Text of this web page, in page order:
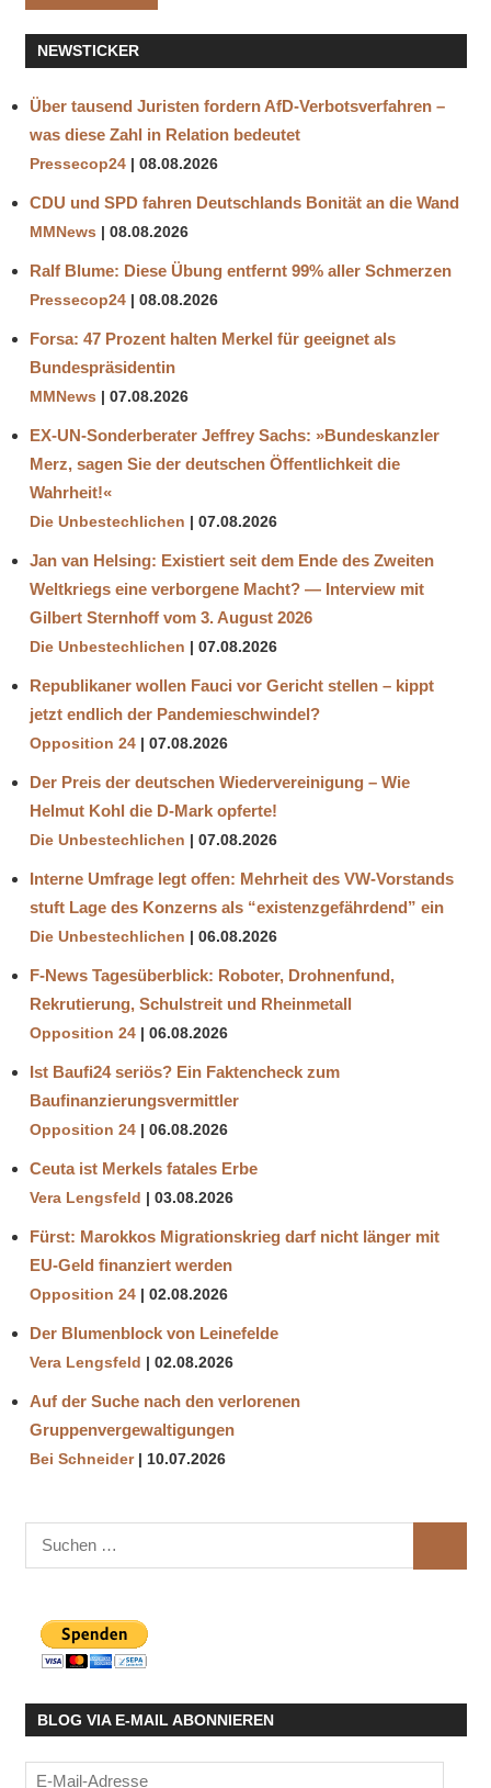
NEWSTICKER
Über tausend Juristen fordern AfD-Verbotsverfahren –
was diese Zahl in Relation bedeutet
Pressecop24 08.08.2026
CDU und SPD fahren Deutschlands Bonität an die Wand
MMNews 08.08.2026
Ralf Blume: Diese Übung entfernt 99% aller Schmerzen
Pressecop24 08.08.2026
Forsa: 47 Prozent halten Merkel für geeignet als
Bundespräsidentin
MMNews 07.08.2026
EX-UN-Sonderberater Jeffrey Sachs: »Bundeskanzler
Merz, sagen Sie der deutschen Öffentlichkeit die
Wahrheit!«
Die Unbestechlichen 07.08.2026
Jan van Helsing: Existiert seit dem Ende des Zweiten
Weltkriegs eine verborgene Macht? — Interview mit
Gilbert Sternhoff vom 3. August 2026
Die Unbestechlichen 07.08.2026
Republikaner wollen Fauci vor Gericht stellen – kippt
jetzt endlich der Pandemieschwindel?
Opposition 24 07.08.2026
Der Preis der deutschen Wiedervereinigung – Wie
Helmut Kohl die D‑Mark opferte!
Die Unbestechlichen 07.08.2026
Interne Umfrage legt offen: Mehrheit des VW-Vorstands
stuft Lage des Konzerns als “existenzgefährdend” ein
Die Unbestechlichen 06.08.2026
F-News Tagesüberblick: Roboter, Drohnenfund,
Rekrutierung, Schulstreit und Rheinmetall
Opposition 24 06.08.2026
Ist Baufi24 seriös? Ein Faktencheck zum
Baufinanzierungsvermittler
Opposition 24 06.08.2026
Ceuta ist Merkels fatales Erbe
Vera Lengsfeld 03.08.2026
Fürst: Marokkos Migrationskrieg darf nicht länger mit
EU-Geld finanziert werden
Opposition 24 02.08.2026
Der Blumenblock von Leinefelde
Vera Lengsfeld 02.08.2026
Auf der Suche nach den verlorenen
Gruppenvergewaltigungen
Bei Schneider 10.07.2026
Suchen
nach:
BLOG VIA E-MAIL ABONNIEREN
E-